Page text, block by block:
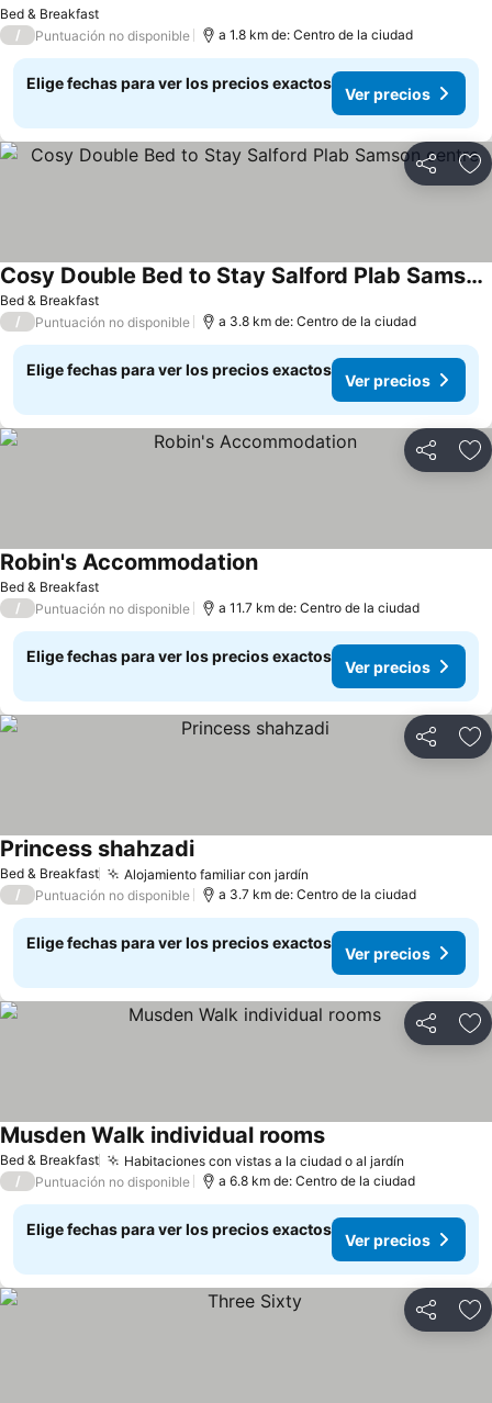
Bed & Breakfast
/ Puntuación no disponible a 1.8 km de: Centro de la ciudad
Elige fechas para ver los precios exactos
Ver precios
Compartir
Bed & Breakfast
Cosy Double Bed to Stay Salford Plab Samson centre
/ Puntuación no disponible a 3.8 km de: Centro de la ciudad
Elige fechas para ver los precios exactos
Ver precios
Compartir
Bed & Breakfast
Robin's Accommodation
/ Puntuación no disponible a 11.7 km de: Centro de la ciudad
Elige fechas para ver los precios exactos
Ver precios
Compartir
Bed & Breakfast Alojamiento familiar con jardín
Princess shahzadi
/ Puntuación no disponible a 3.7 km de: Centro de la ciudad
Elige fechas para ver los precios exactos
Ver precios
Compartir
Bed & Breakfast Habitaciones con vistas a la ciudad o al jardín
Musden Walk individual rooms
/ Puntuación no disponible a 6.8 km de: Centro de la ciudad
Elige fechas para ver los precios exactos
Ver precios
Compartir